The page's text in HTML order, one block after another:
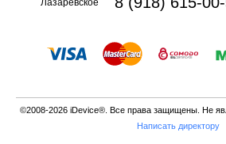
Лазаревское
©2008-2026 iDevice®. Все права защищены. Не
Написать директору